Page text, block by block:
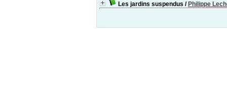
Les jardins suspendus / Philippe